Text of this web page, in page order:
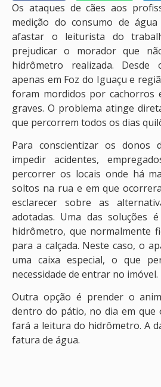
Os ataques de cães aos
medição do consumo de
afastar o leiturista do
prejudicar o morador que
hidrômetro realizada.
apenas em Foz do Iguaçu e
foram mordidos por cachorros
graves. O problema atinge
que percorrem todos os dias
Para conscientizar os donos
impedir acidentes,
percorrer os locais onde há
soltos na rua e em que
esclarecer sobre as
adotadas. Uma das soluções
hidrômetro, que normalmente
para a calçada. Neste caso, o
uma caixa especial, o que
necessidade de entrar no imóvel.
Outra opção é prender o
dentro do pátio, no dia em que
fará a leitura do hidrômetro. A
fatura de água.